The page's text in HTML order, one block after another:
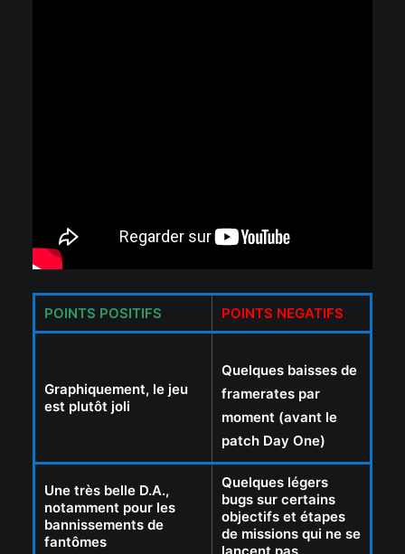
POINTS POSITIFS POINTS NEGATIFS
Graphiquement, le jeu
est plutôt joli
Quelques baisses de
framerates par
moment (avant le
patch Day One)
Une très belle D.A.,
notamment pour les
bannissements de
fantômes
Quelques légers
bugs sur certains
objectifs et étapes
de missions qui ne se